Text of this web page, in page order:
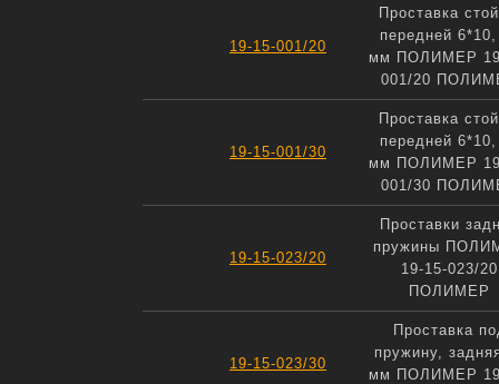
19-15-001/20
Проставка
передней
мм ПОЛИМЕР
001/20
19-15-001/30
Проставка
передней
мм ПОЛИМЕР
001/30
19-15-023/20
Проставки
пружины
19-15-023/20
ПОЛИМЕР
19-15-023/30
Проставка
пружину,
мм ПОЛИМЕР